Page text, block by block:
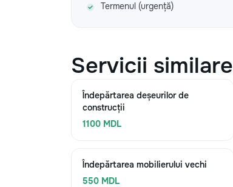
Termenul (urgență)
Servicii similare
Îndepărtarea deșeurilor de
construcții
1100 MDL
Îndepărtarea mobilierului vechi
550 MDL